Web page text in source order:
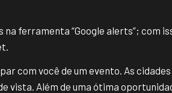
na ferramenta “Google alerts”; com
com você de um evento. As
vista. Além de uma ótima